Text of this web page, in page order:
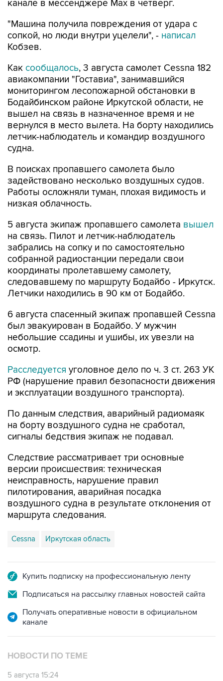
канале в мессенджере Мах в четверг.
"Машина получила повреждения от удара с
сопкой, но люди внутри уцелели", - написал
Кобзев.
Как сообщалось, 3 августа самолет Cessna 182
авиакомпании "Гоставиа", занимавшийся
мониторингом лесопожарной обстановки в
Бодайбинском районе Иркутской области, не
вышел на связь в назначенное время и не
вернулся в место вылета. На борту находились
летчик-наблюдатель и командир воздушного
судна.
В поисках пропавшего самолета было
задействовано несколько воздушных судов.
Работы осложняли туман, плохая видимость и
низкая облачность.
5 августа экипаж пропавшего самолета вышел
на связь. Пилот и летчик-наблюдатель
забрались на сопку и по самостоятельно
собранной радиостанции передали свои
координаты пролетавшему самолету,
следовавшему по маршруту Бодайбо - Иркутск.
Летчики находились в 90 км от Бодайбо.
6 августа спасенный экипаж пропавшей Cessna
был эвакуирован в Бодайбо. У мужчин
небольшие ссадины и ушибы, их увезли на
осмотр.
Расследуется уголовное дело по ч. 3 ст. 263 УК
РФ (нарушение правил безопасности движения
и эксплуатации воздушного транспорта).
По данным следствия, аварийный радиомаяк
на борту воздушного судна не сработал,
сигналы бедствия экипаж не подавал.
Следствие рассматривает три основные
версии происшествия: техническая
неисправность, нарушение правил
пилотирования, аварийная посадка
воздушного судна в результате отклонения от
маршрута следования.
Cessna Иркутская область
Купить подписку на профессиональную ленту
Подписаться на рассылку главных новостей сайта
Получать оперативные новости в официальном
канале
НОВОСТИ ПО ТЕМЕ
5 августа 15:24